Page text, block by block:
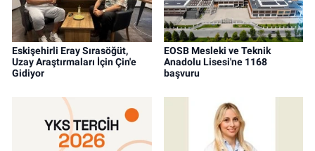
Eskişehirli Eray Sırasöğüt,
Uzay Araştırmaları İçin Çin'e
Gidiyor
EOSB Mesleki ve Teknik
Anadolu Lisesi'ne 1168
başvuru